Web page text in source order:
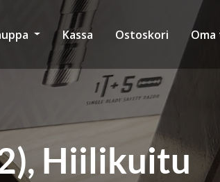
Kassa Ostoskori Oma
Hiilikuitu